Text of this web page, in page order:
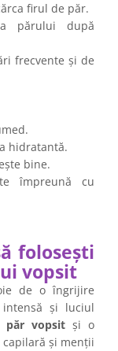
firul de păr.
părului după
frecvente și de
hidratantă.
bine.
împreună cu
folosești
vopsit
de o îngrijire
și luciul
păr vopsitși o
și menții